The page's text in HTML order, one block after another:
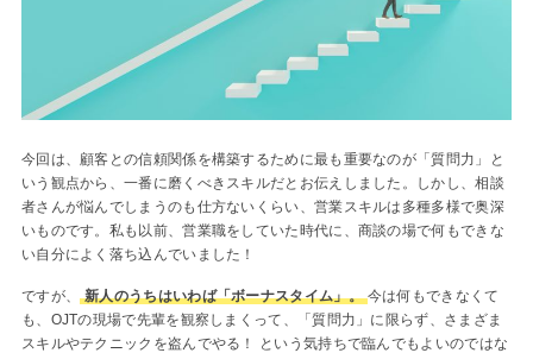
今回は、顧客との信頼関係を構築するために最も重要なのが「質問力」と
いう観点から、一番に磨くべきスキルだとお伝えしました。しかし、相談
者さんが悩んでしまうのも仕方ないくらい、営業スキルは多種多様で奥深
いものです。私も以前、営業職をしていた時代に、商談の場で何もできな
い自分によく落ち込んでいました！
ですが、 新人のうちはいわば「ボーナスタイム」。 今は何もできなくて
も、OJTの現場で先輩を観察しまくって、「質問力」に限らず、さまざま
スキルやテクニックを盗んでやる！ という気持ちで臨んでもよいのではな